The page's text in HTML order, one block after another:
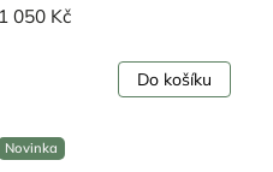
1 050 Kč
Do košíku
Novinka